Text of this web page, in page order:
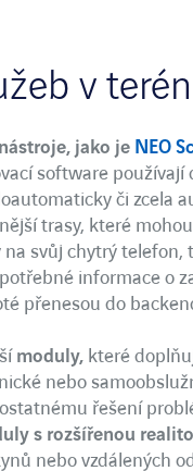
v
jako je NEO
software používají
či zcela
trasy, které
na svůj chytrý telefon,
informace o
přenesou do
moduly, které
nebo
řešení
s rozšířenou
nebo vzdálených